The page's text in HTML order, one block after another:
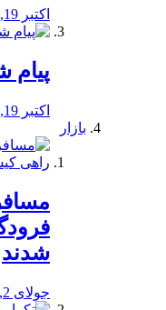
اکتبر 19, 2019
پیام
اکتبر 19, 2019
بازار
شدند
جولای 2, 2020